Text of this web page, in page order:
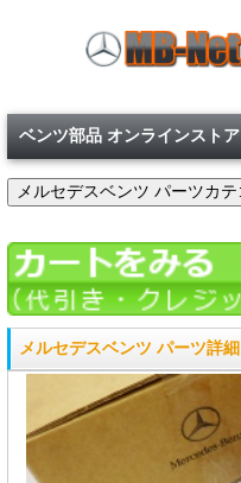
ベンツ部品 オンラインストア
メルセデスベンツ パーツ詳細